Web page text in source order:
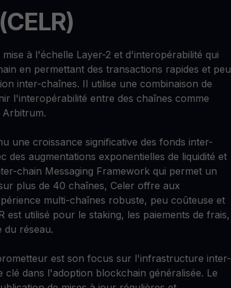
à l'échelle Layer-2 et d'interopérabilité qui
en permettant des transactions rapides et peu
inter-chaînes. Il utilise une combinaison de
l'interopérabilité entre des chaînes comme
Arbitrum.
une croissance significative des fonds inter-
des augmentations exponentielles de liquidité et
chain Messaging Framework qui permet un
plus de 40 chaînes, Celer offre aux
multi-chaînes robuste, peu coûteuse et
est utilisé pour le staking, les paiements de frais,
du réseau.
est son focus sur l'infrastructure inter-
dans l'adoption blockchain généralisée. Le